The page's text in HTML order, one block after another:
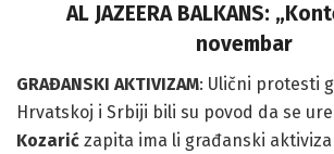
AL JAZEERA BALKANS:
novembar
GRAĐANSKI AKTIVIZAM: Ulični protesti
Hrvatskoj i Srbiji bili su povod da se
Kozarić zapita ima li građanski